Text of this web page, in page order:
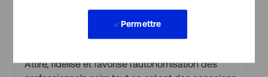
Permettre
Black Professionals Network
Attire, fidélise et favorise l’autonomisation des